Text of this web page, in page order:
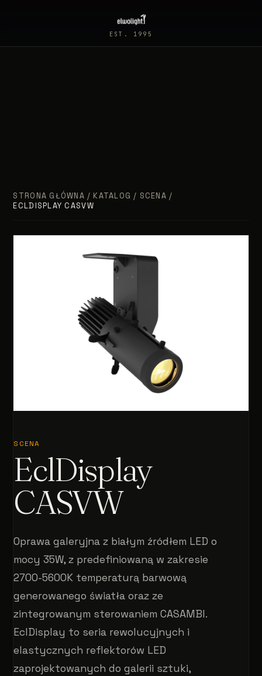
EST. 1995
STRONA GŁÓWNA / KATALOG / SCENA /
ECLDISPLAY CASVW
SCENA
EclDisplay
CASVW
Oprawa galeryjna z białym źródłem LED o
mocy 35W, z predefiniowaną w zakresie
2700-5600K temperaturą barwową
generowanego światła oraz ze
zintegrowanym sterowaniem CASAMBI.
EclDisplay to seria rewolucyjnych i
elastycznych reflektorów LED
zaprojektowanych do galerii sztuki,